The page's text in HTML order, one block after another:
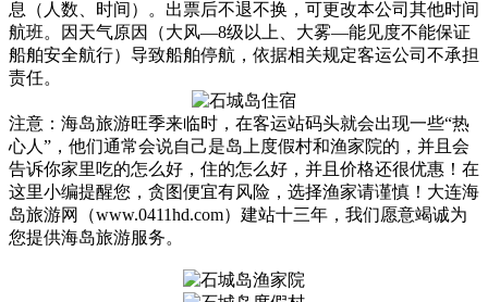
息（人数、时间）。出票后不退不换，可更改本公司其他时间
航班。因天气原因（大风—8级以上、大雾—能见度不能保证
船舶安全航行）导致船舶停航，依据相关规定客运公司不承担
责任。
注意：海岛旅游旺季来临时，在客运站码头就会出现一些“热
心人”，他们通常会说自己是岛上度假村和渔家院的，并且会
告诉你家里吃的怎么好，住的怎么好，并且价格还很优惠！在
这里小编提醒您，贪图便宜有风险，选择渔家请谨慎！大连海
岛旅游网（www.0411hd.com）建站十三年，我们愿意竭诚为
您提供海岛旅游服务。